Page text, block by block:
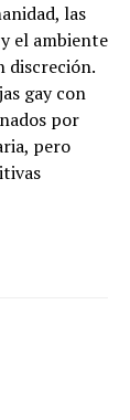
las
el ambiente
discreción.
gay con
por
pero